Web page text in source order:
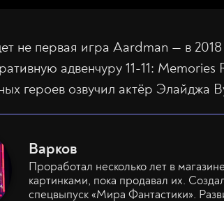
не первая игра Aardman — в
адвенчуру 11-11:
героев озвучил актёр Элайджа
Варков
Проработал несколько лет в
картинками, пока продавал их.
спецвыпуск «Мира Фантастики».